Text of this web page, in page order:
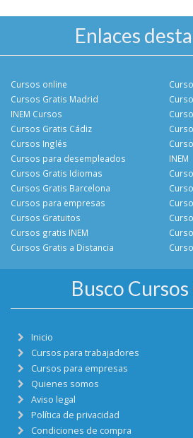
Enlaces
Cursos online
Cursos Gratis Madrid
INEM Cursos
Cursos Gratis Cádiz
Cursos Inglés
Cursos para desempleados
Cursos Gratis Idiomas
Cursos Gratis Barcelona
INEM
Cursos para empresas
Cursos Gratuitos
Cursos gratis INEM
Cursos Gratis a Distancia
Busco
Inicio
Cursos para trabajadores
Cursos para empresas
Quienes somos
Aviso legal
Política de privacidad
Condiciones de compra